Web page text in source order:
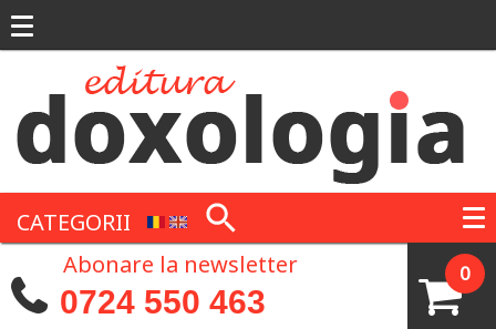
CATEGORII
0
Abonare la newsletter
0724 550 463